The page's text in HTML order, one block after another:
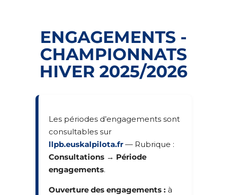
ENGAGEMENTS -
CHAMPIONNATS
HIVER 2025/2026
Les périodes d’engagements sont
consultables sur
llpb.euskalpilota.fr— Rubrique :
Consultations → Période
engagements.
Ouverture des engagements : à